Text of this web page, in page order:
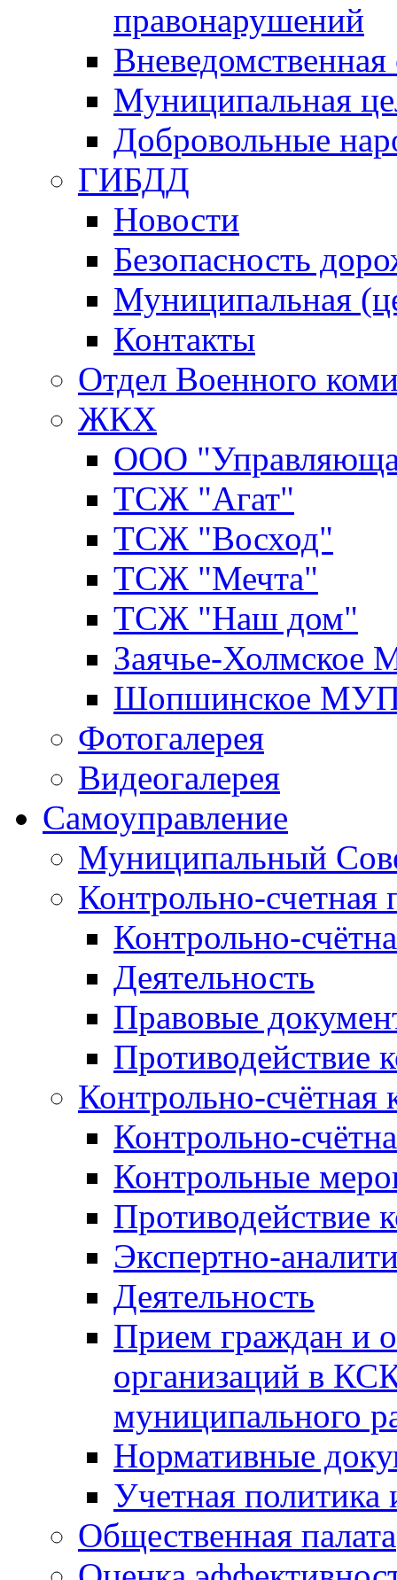
правонарушений
Вневедомственная
Муниципальная
Добровольные
ГИБДД
Новости
Безопасность
Муниципальная
Контакты
Отдел Военного
ЖКХ
ООО
ТСЖ "Агат"
ТСЖ "Восход"
ТСЖ "Мечта"
ТСЖ "Наш дом"
Заячье-
Шопшинское
Фотогалерея
Видеогалерея
Самоуправление
Муниципальный
Контрольно-счетная
Контрольно-
Деятельность
Правовые
Противодействие
Контрольно-счётная
Контрольно-
Контрольные
Противодействие
Экспертно-
Деятельность
Прием граждан и
организаций в
муниципального
Нормативные
Учетная политика
Общественная палата